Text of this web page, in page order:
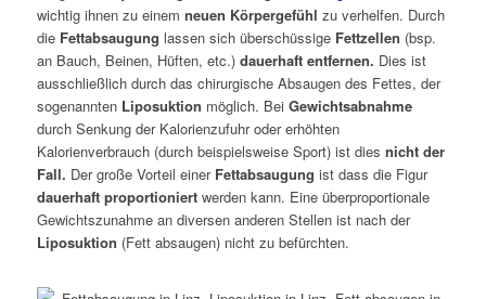
wichtig ihnen zu einem neuen Körpergefühl zu verhelfen. Durch
die Fettabsaugung lassen sich überschüssige Fettzellen (bsp.
an Bauch, Beinen, Hüften, etc.) dauerhaft entfernen. Dies ist
ausschließlich durch das chirurgische Absaugen des Fettes, der
sogenannten Liposuktion möglich. Bei Gewichtsabnahme
durch Senkung der Kalorienzufuhr oder erhöhten
Kalorienverbrauch (durch beispielsweise Sport) ist dies nicht der
Fall. Der große Vorteil einer Fettabsaugung ist dass die Figur
dauerhaft proportioniertwerden kann. Eine überproportionale
Gewichtszunahme an diversen anderen Stellen ist nach der
Liposuktion (Fett absaugen) nicht zu befürchten.